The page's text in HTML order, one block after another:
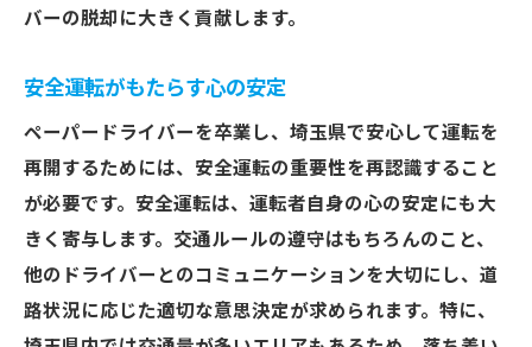
バーの脱却に大きく貢献します。
安全運転がもたらす心の安定
ペーパードライバーを卒業し、埼玉県で安心して運転を
再開するためには、安全運転の重要性を再認識すること
が必要です。安全運転は、運転者自身の心の安定にも大
きく寄与します。交通ルールの遵守はもちろんのこと、
他のドライバーとのコミュニケーションを大切にし、道
路状況に応じた適切な意思決定が求められます。特に、